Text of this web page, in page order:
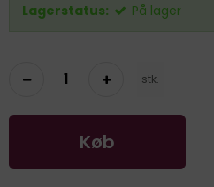
Lagerstatus: På lager
stk.
Køb